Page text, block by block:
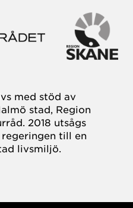
med stöd av
stad, Region
2018 utsågs
till en
livsmiljö.